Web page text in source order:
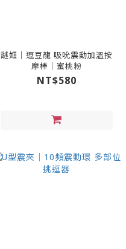
謎姬｜逗豆龍 吸吮震動加溫按
摩棒｜蜜桃粉
NT$580